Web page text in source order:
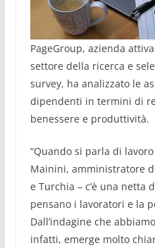
PageGroup, azienda
settore della ricerca e
survey, ha analizzato le
dipendenti in termini di
benessere e produttività.
“Quando si parla di
Mainini, amministratore
e Turchia – c’è una netta
pensano i lavoratori e la
Dall’indagine che
infatti, emerge molto